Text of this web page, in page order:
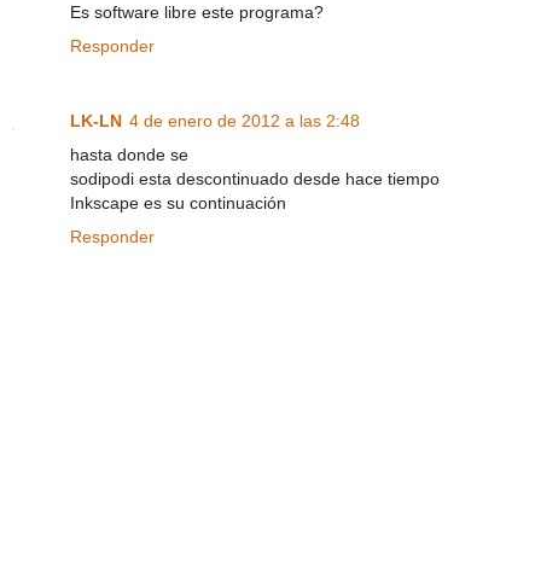
Es software libre este programa?
Responder
LK-LN 4 de enero de 2012 a las 2:48
hasta donde se
sodipodi esta descontinuado desde hace tiempo
Inkscape es su continuación
Responder